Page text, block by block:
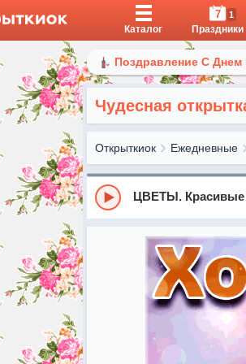
Каталог
7 1
Праздники
Поздравление С
Чудесная
Открыткиок Ежедневные
ЦВЕТЫ. Красивые